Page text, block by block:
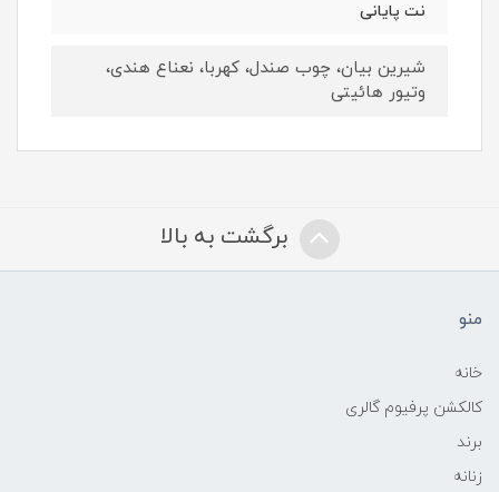
نت پایانی
شیرین بیان، چوب صندل، کهربا، نعناع هندی،
وتیور هائیتی
برگشت به بالا
منو
خانه
کالکشن پرفیوم گالری
برند
زنانه